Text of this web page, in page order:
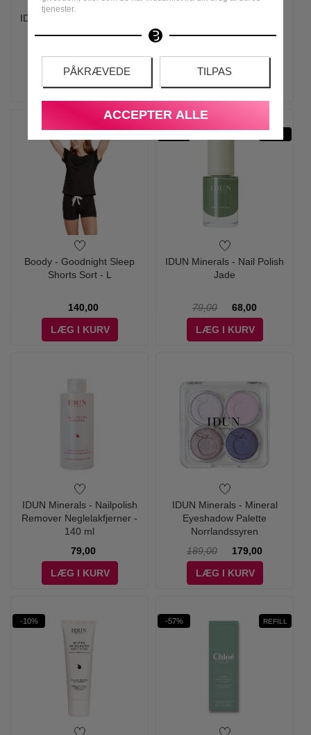
tjenester.
PÅKRÆVEDE TILPAS
ACCEPTER ALLE
IDUN Minerals - Nail Polish
LÆG I KURV
LÆG I KURV
Boody - Goodnight Sleep
Shorts Sort - L
140,00
LÆG I KURV
JADE
IDUN Minerals - Nail Polish
Jade
79,00
68,00
LÆG I KURV
IDUN Minerals - Nailpolish
Remover Neglelakfjerner -
140 ml
79,00
LÆG I KURV
IDUN Minerals - Mineral
Eyeshadow Palette
Norrlandssyren
189,00
179,00
LÆG I KURV
-10% -57% REFILL